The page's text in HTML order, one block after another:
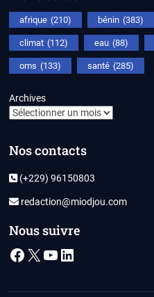
afrique (210) bénin (383)
climat (112) eau (88)
oms (133) santé (285)
Archives
Nos contacts
(+229) 96150803
redaction@miodjou.com
Nous suivre
Facebook
X YouTube
LinkedIn